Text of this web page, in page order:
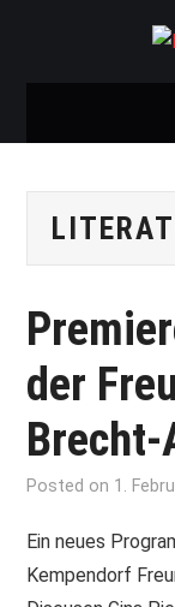
FESTIVAL
ARCHIV
PRINT & CDS
IMPRESSUM
der
Brecht-
Posted on 1.
Ein neues
Kempendorf